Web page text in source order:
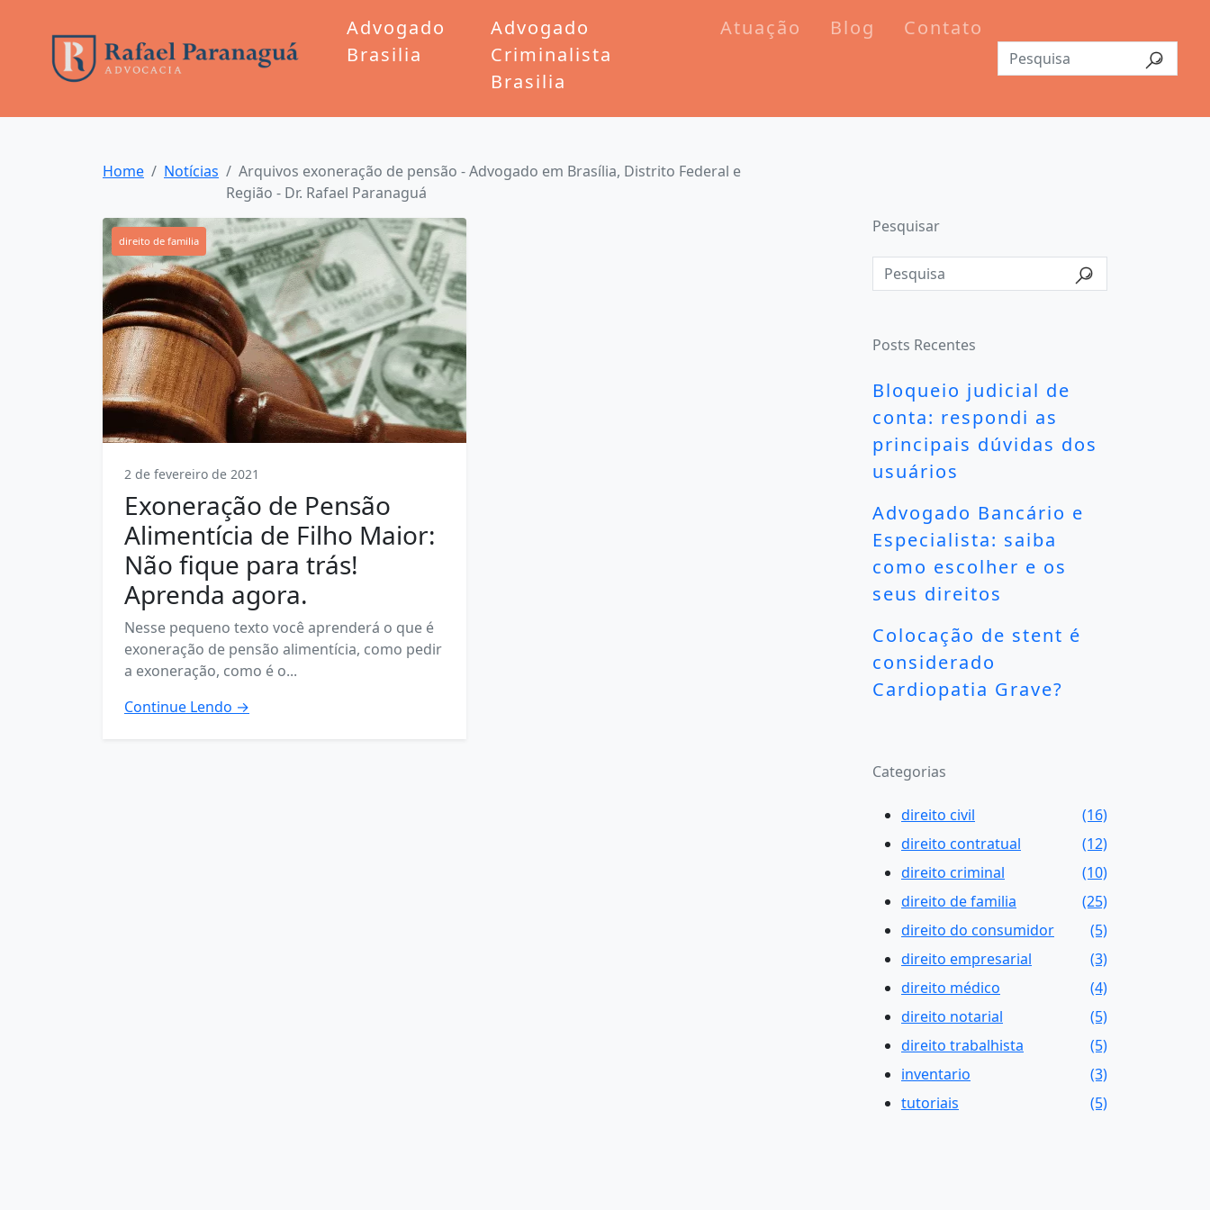
Advogado
Brasilia
Advogado
Criminalista
Brasilia
Atuação Blog Contato
Home Notícias
Arquivos exoneração de pensão - Advogado em Brasília, Distrito Federal e
Região - Dr. Rafael Paranaguá
direito de familia
2 de fevereiro de 2021
Exoneração de Pensão
Alimentícia de Filho Maior:
Não fique para trás!
Aprenda agora.
Nesse pequeno texto você aprenderá o que é
exoneração de pensão alimentícia, como pedir
a exoneração, como é o...
Continue Lendo →
Pesquisar
Posts Recentes
Bloqueio judicial de
conta: respondi as
principais dúvidas dos
usuários
Advogado Bancário e
Especialista: saiba
como escolher e os
seus direitos
Colocação de stent é
considerado
Cardiopatia Grave?
Categorias
direito civil
(16)
direito contratual
(12)
direito criminal
(10)
direito de familia
(25)
direito do consumidor
(5)
direito empresarial
(3)
direito médico
(4)
direito notarial
(5)
direito trabalhista
(5)
inventario
(3)
tutoriais
(5)